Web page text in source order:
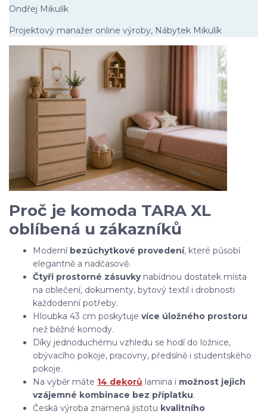
Ondřej Mikulík
Projektový manažer online výroby, Nábytek Mikulík
Proč je komoda TARA XL
oblíbená u zákazníků
Moderní bezúchytkové provedení, které působí
elegantně a nadčasově.
Čtyři prostorné zásuvkynabídnou dostatek místa
na oblečení, dokumenty, bytový textil i drobnosti
každodenní potřeby.
Hloubka 43 cm poskytuje více úložného prostoru
než běžné komody.
Díky jednoduchému vzhledu se hodí do ložnice,
obývacího pokoje, pracovny, předsíně i studentského
pokoje.
Na výběr máte 14 dekorů lamina i možnost jejich
vzájemné kombinace bez příplatku.
Česká výroba znamená jistotu kvalitního